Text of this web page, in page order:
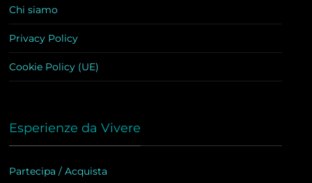
Chi siamo
Privacy Policy
Cookie Policy (UE)
Esperienze da Vivere
Partecipa / Acquista